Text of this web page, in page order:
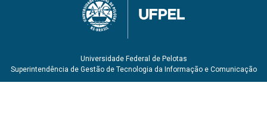
Universidade Federal de Pelotas
Superintendência de Gestão de Tecnologia da Informação e Comunicação